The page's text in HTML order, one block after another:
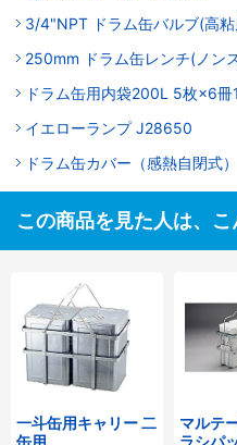
3/4"NPT ドラム缶バルブ(高
250mm ドラム缶レンチ(ノン
ドラム缶用内袋200L 5枚×6
イエローランプ J28650
ドラム缶カバー（感熱自閉式
この商品を見た人は、
一斗缶用キャリー 二
マルテ